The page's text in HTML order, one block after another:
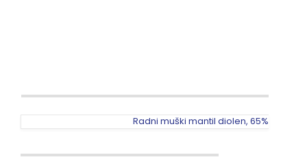
Radni muški mantil diolen, 65%